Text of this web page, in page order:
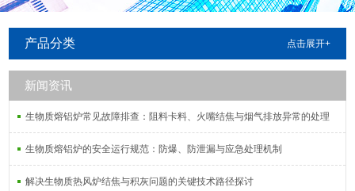
产品分类 点击展开+
新闻资讯
生物质熔铝炉常见故障排查：阻料卡料、火嘴结焦与烟气排放异常的处理
生物质熔铝炉的安全运行规范：防爆、防泄漏与应急处理机制
解决生物质热风炉结焦与积灰问题的关键技术路径探讨